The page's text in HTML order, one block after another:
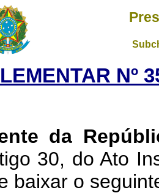
Nº
da
30, do Ato
baixar o